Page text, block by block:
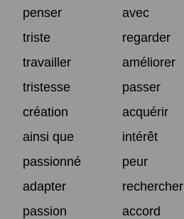
penser
avec
triste
regarder
travailler
améliorer
tristesse
passer
création
acquérir
ainsi que
intérêt
passionné
peur
adapter
rechercher
passion
accord